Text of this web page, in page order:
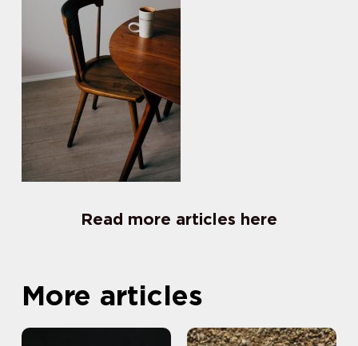
Read more articles here
More articles